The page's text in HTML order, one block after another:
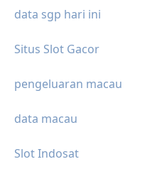
data sgp hari ini
Situs Slot Gacor
pengeluaran macau
data macau
Slot Indosat